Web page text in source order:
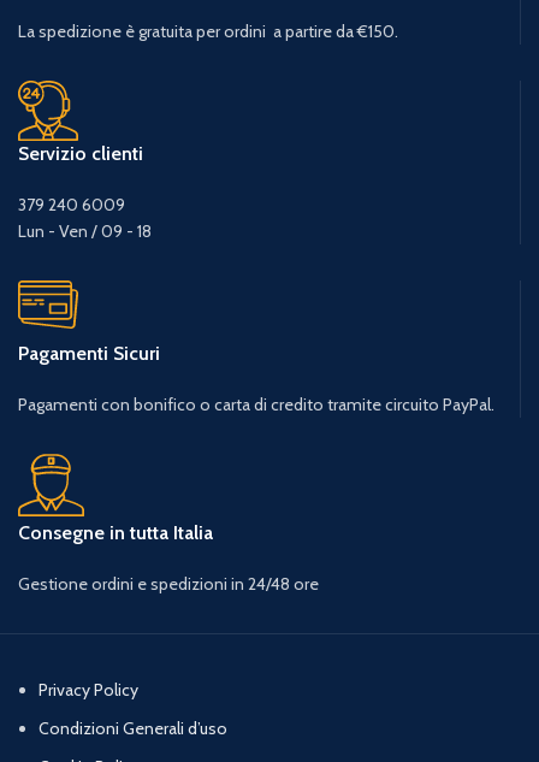
La spedizione è gratuita per ordini a partire da €150.
Servizio clienti
379 240 6009
Lun - Ven / 09 - 18
Pagamenti Sicuri
Pagamenti con bonifico o carta di credito tramite circuito PayPal.
Consegne in tutta Italia
Gestione ordini e spedizioni in 24/48 ore
Privacy Policy
Condizioni Generali d’uso